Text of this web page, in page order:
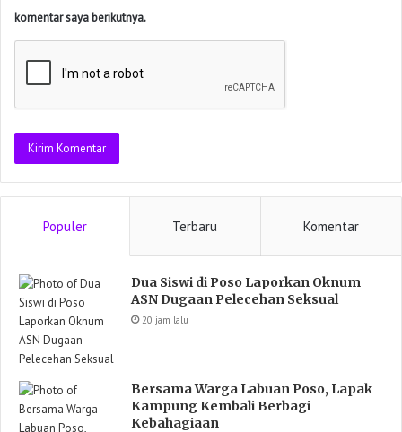
komentar saya berikutnya.
Populer Terbaru Komentar
Dua Siswi di Poso Laporkan Oknum
ASN Dugaan Pelecehan Seksual
20 jam lalu
Bersama Warga Labuan Poso, Lapak
Kampung Kembali Berbagi
Kebahagiaan